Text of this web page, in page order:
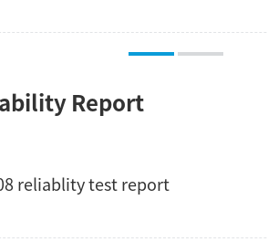
Report
reliablity test report